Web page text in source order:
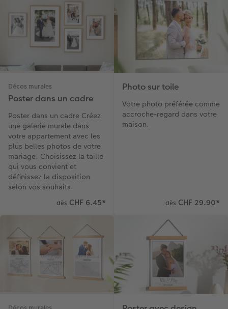
Décos murales
Poster dans un cadre
Poster dans un cadre Créez
une galerie murale dans
votre appartement avec les
plus belles photos de votre
mariage. Choisissez la taille
qui vous convient et
définissez la disposition
selon vos souhaits.
dès CHF 6.45*
Photo sur toile
Votre photo préférée comme
accroche-regard dans votre
maison.
dès CHF 29.90*